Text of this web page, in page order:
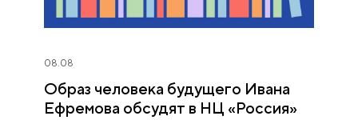
08.08
Образ человека будущего Ивана
Ефремова обсудят в НЦ «Россия»